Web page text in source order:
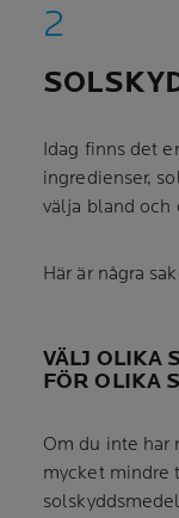
Idag finns det
ingredienser,
välja bland och
Här är några
VÄLJ OLIKA
FÖR OLIKA
Om du inte har
mycket mindre